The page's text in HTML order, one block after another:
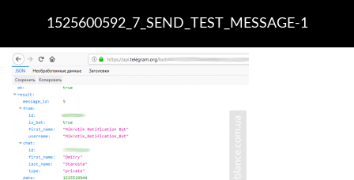
1525600592_7_SEND_TEST_MESSAGE-1